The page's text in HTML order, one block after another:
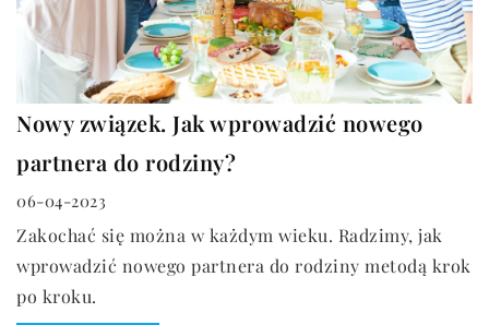
Nowy związek. Jak wprowadzić nowego
partnera do rodziny?
06-04-2023
Zakochać się można w każdym wieku. Radzimy, jak
wprowadzić nowego partnera do rodziny metodą krok
po kroku.